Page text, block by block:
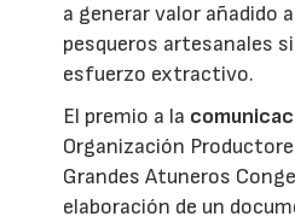
a generar valor añadido
pesqueros artesanales
esfuerzo extractivo.
El premio a la
Organización
Grandes Atuneros
elaboración de un